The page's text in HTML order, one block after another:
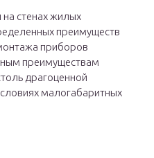
стенах жилых
преимуществ
приборов
преимуществам
драгоценной
малогабаритных